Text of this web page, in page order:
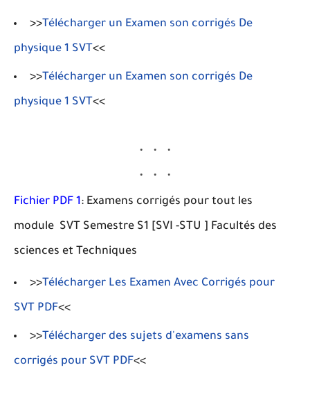
>>Télécharger un Examen son corrigés De
physique 1 SVT <<
>>Télécharger un Examen son corrigés De
physique 1 SVT <<
Fichier PDF 1: Examens corrigés pour tout les
module SVT Semestre S1 [SVI -STU ] Facultés des
sciences et Techniques
>>Télécharger Les Examen Avec Corrigés pour
SVT PDF<<
>>Télécharger des sujets d'examens sans
corrigés pour SVT PDF<<